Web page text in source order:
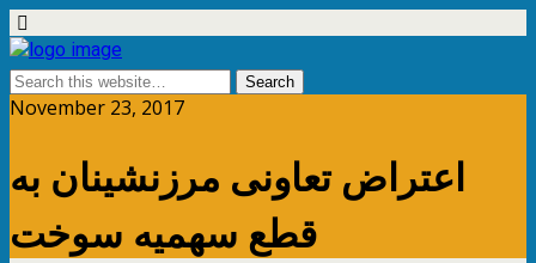
November 23, 2017
اعتراض تعاونی مرزنشینان به
قطع سهمیه سوخت